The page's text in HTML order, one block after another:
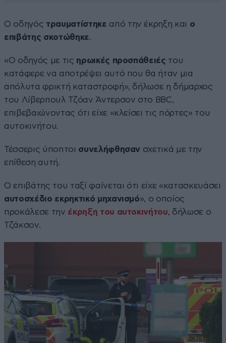
Ο οδηγός τραυματίστηκε από την έκρηξη και ο
επιβάτης σκοτώθηκε.
«Ο οδηγός με τις ηρωικές προσπάθειές του
κατάφερε να αποτρέψει αυτό που θα ήταν μια
απόλυτα φρικτή καταστροφή», δήλωσε η δήμαρχος
του Λίβερπουλ Τζόαν Άντερσον στο BBC,
επιβεβαιώνοντας ότι είχε «κλείσει τις πόρτες» του
αυτοκινήτου.
Τέσσερις ύποπτοι συνελήφθησαν σχετικά με την
επίθεση αυτή.
Ο επιβάτης του ταξί φαίνεται ότι είχε «κατασκευάσει
αυτοσχέδιο εκρηκτικό μηχανισμό», ο οποίος
προκάλεσε την έκρηξη του αυτοκινήτου, δήλωσε ο
Τζάκσον.